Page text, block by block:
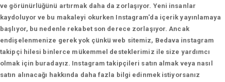
ve görünürlüğünü artırmak daha da zorlaşıyor. Yeni insanlar
kaydoluyor ve bu makaleyi okurken Instagram'da içerik yayınlamaya
başlıyor, bu nedenle rekabet son derece zorlaşıyor. Ancak
endişelenmenize gerek yok çünkü web sitemiz, Bedava instagram
takipçi hilesi binlerce mükemmel desteklerimiz ile size yardımcı
olmak için buradayız. Instagram takipçileri satın almak veya nasıl
satın alınacağı hakkında daha fazla bilgi edinmek istiyorsanız